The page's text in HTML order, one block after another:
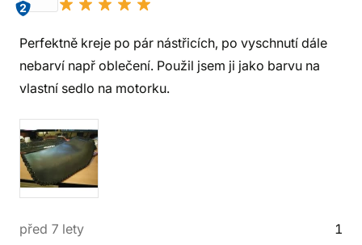
2
Perfektně kreje po pár nástřicích, po vyschnutí dále
nebarví např oblečení. Použil jsem ji jako barvu na
vlastní sedlo na motorku.
před 7 lety 1